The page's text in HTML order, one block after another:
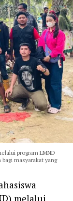
program LMND
masyarakat yang
melalui